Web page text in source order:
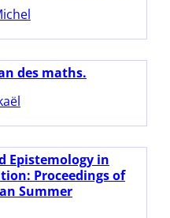
des maths.
Epistemology in
Proceedings of
Summer